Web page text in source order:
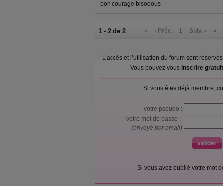
bon courage bisooous
1 - 2 de 2 « ‹ Préc. 1 Suiv. › »
L’accès et l’utilisation du forum sont
Vous pouvez vous inscrire
Si vous êtes déjà membre,
votre pseudo :
votre mot de passe :
(envoyé par email)
Si vous avez oublié votre mot